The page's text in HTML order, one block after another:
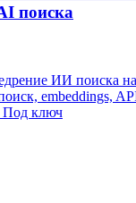
поиска
ИИ поиска
embeddings,
Под ключ